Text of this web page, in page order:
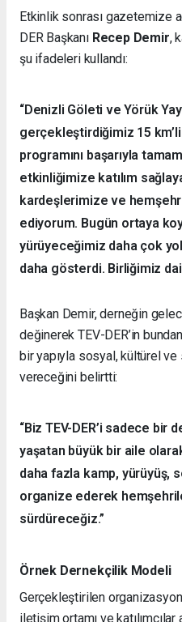
Etkinlik sonrası gazetemize
DER Başkanı Recep Demir,
şu ifadeleri kullandı:
“Denizli Göleti ve Yörük
gerçekleştirdiğimiz 15
programını başarıyla
etkinliğimize katılım
kardeşlerimize ve
ediyorum. Bugün ortaya
yürüyeceğimiz daha çok
daha gösterdi. Birliğimiz
Başkan Demir, derneğin
değinerek TEV-DER’in
bir yapıyla sosyal, kültürel
vereceğini belirtti:
“Biz TEV-DER’i sadece bir
yaşatan büyük bir aile
daha fazla kamp, yürüyüş,
organize ederek
sürdüreceğiz.”
Örnek Dernekçilik Modeli
Gerçekleştirilen
iletişim ortamı ve